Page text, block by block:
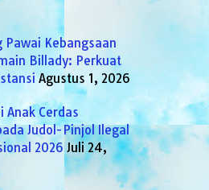
Pawai Kebangsaan
Billady: Perkuat
Agustus 1, 2026
Anak Cerdas
Judol-Pinjol Ilegal
2026 Juli 24,